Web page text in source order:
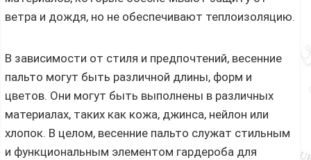
ветра и дождя, но не обеспечивают теплоизоляцию.
В зависимости от стиля и предпочтений, весенние
пальто могут быть различной длины, форм и
цветов. Они могут быть выполнены в различных
материалах, таких как кожа, джинса, нейлон или
хлопок. В целом, весенние пальто служат стильным
и функциональным элементом гардероба для